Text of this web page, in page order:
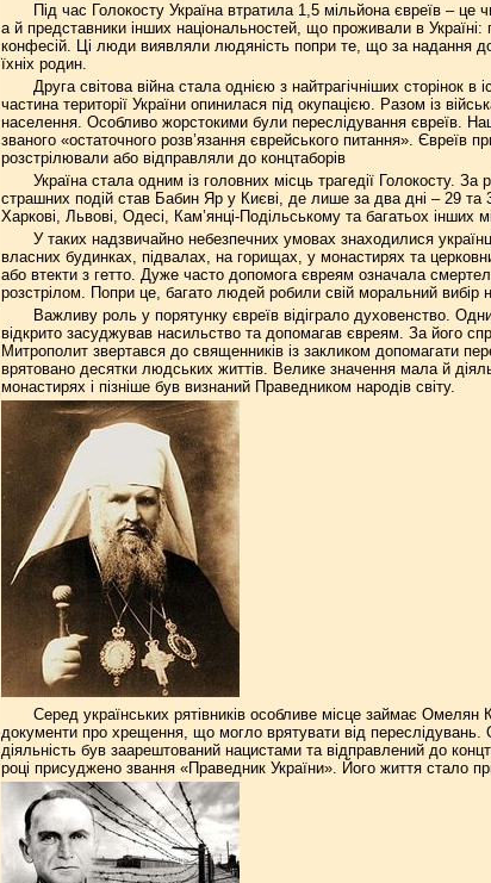
Під час Голокосту Україна втратила 1,5 мільйона євреїв – це
а й представники інших національностей, що проживали в Україні:
конфесій. Ці люди виявляли людяність попри те, що за надання
їхніх родин.
Друга світова війна стала однією з найтрагічніших сторінок
частина території України опинилася під окупацією. Разом із
населення. Особливо жорстокими були переслідування євреїв.
званого «остаточного розв’язання єврейського питання».
розстрілювали або відправляли до концтаборів
Україна стала одним із головних місць трагедії Голокосту.
страшних подій став Бабин Яр у Києві, де лише за два дні – 29 та
Харкові, Львові, Одесі, Кам’янці-Подільському та багатьох
У таких надзвичайно небезпечних умовах знаходилися
власних будинках, підвалах, на горищах, у монастирях та
або втекти з гетто. Дуже часто допомога євреям означала
розстрілом. Попри це, багато людей робили свій моральний вибір
Важливу роль у порятунку євреїв відіграло духовенство.
відкрито засуджував насильство та допомагав євреям. За його
Митрополит звертався до священників із закликом допомагати
врятовано десятки людських життів. Велике значення мала й
монастирях і пізніше був визнаний Праведником народів світу.
Серед українських рятівників особливе місце займає
документи про хрещення, що могло врятувати від
діяльність був заарештований нацистами та відправлений до
році присуджено звання «Праведник України». Його життя стало